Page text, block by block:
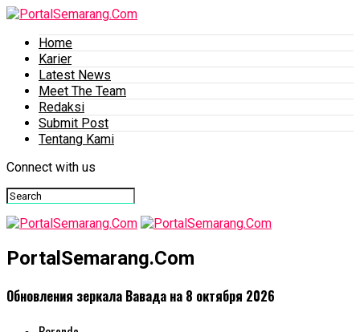
Home
Karier
Latest News
Meet The Team
Redaksi
Submit Post
Tentang Kami
Connect with us
PortalSemarang.Com
Обновления зеркала Вавада на 8 октября 2026